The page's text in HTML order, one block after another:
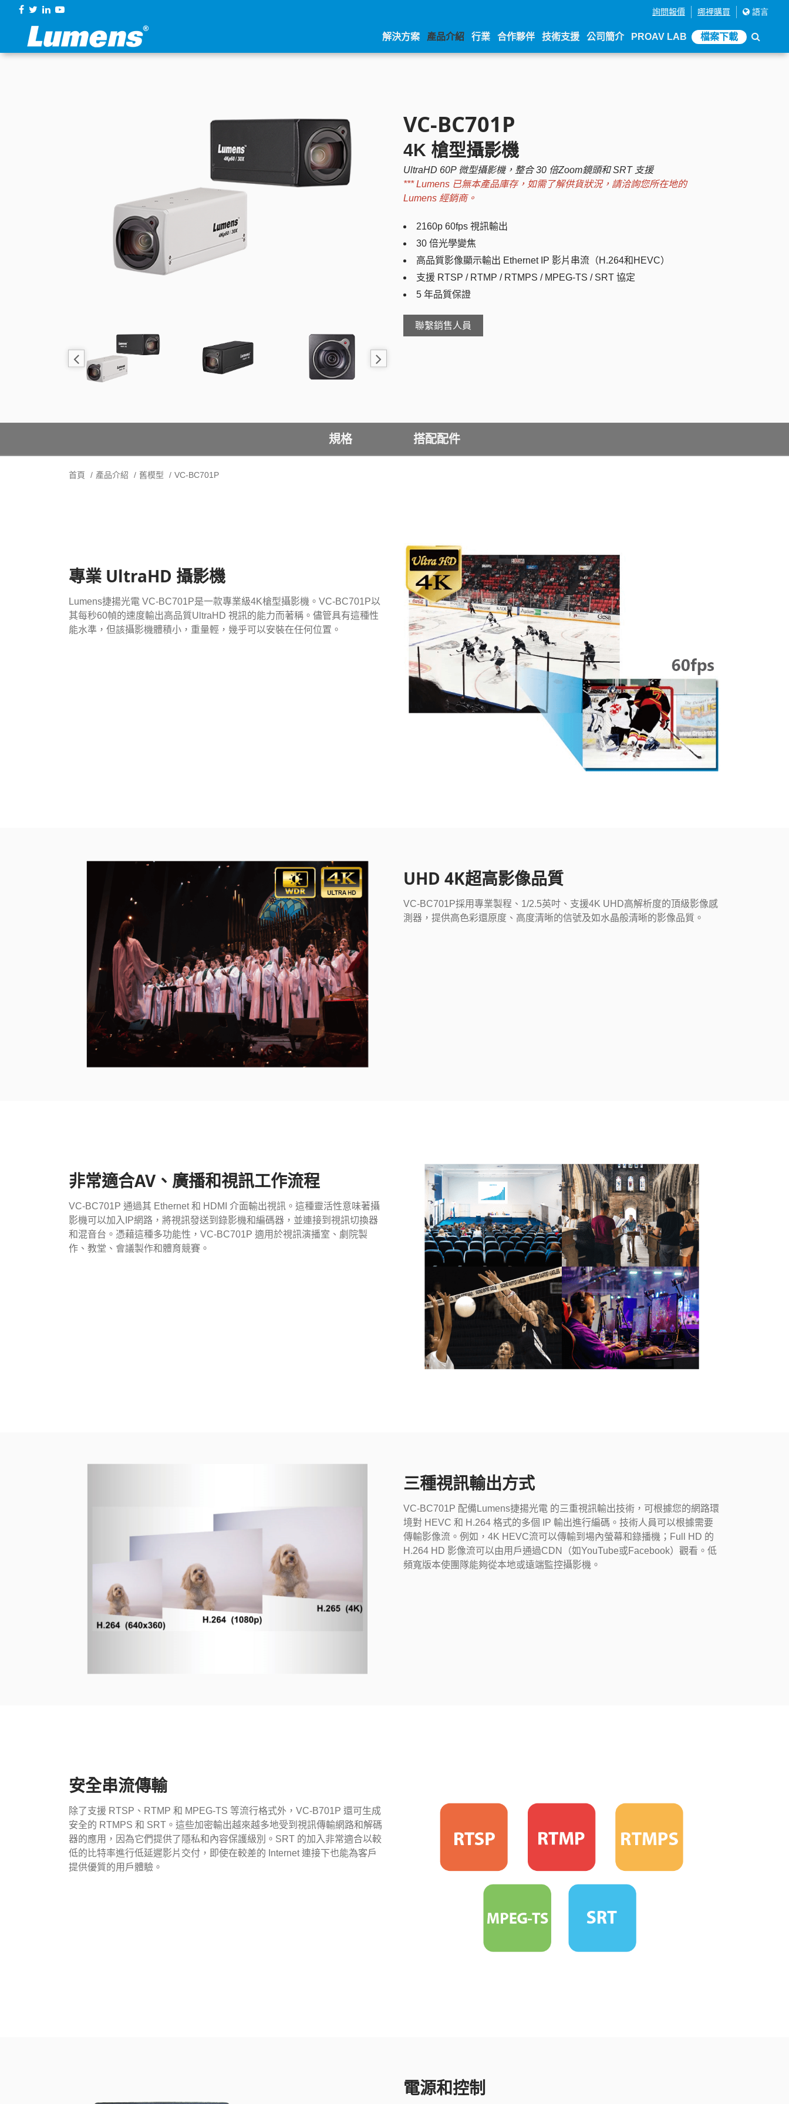
詢問報價 哪裡購買 語言
解決方案 產品介紹 行業 合作夥伴 技術支援 公司簡介 PROAV LAB 檔案下載
VC-BC701P
4K 槍型攝影機
UltraHD 60P 微型攝影機，整合 30 倍Zoom鏡頭和 SRT 支援
*** Lumens 已無本產品庫存，如需了解供貨狀況，請洽詢您所在地的
Lumens 經銷商。
2160p 60fps 視訊輸出
30 倍光學變焦
高品質影像顯示輸出 Ethernet IP 影片串流（H.264和HEVC）
支援 RTSP / RTMP / RTMPS / MPEG-TS / SRT 協定
5 年品質保證
聯繫銷售人員
規格 搭配配件
首頁 產品介紹 舊模型 VC-BC701P
專業 UltraHD 攝影機
Lumens捷揚光電 VC-BC701P是一款專業級4K槍型攝影機。VC-BC701P以
其每秒60幀的速度輸出高品質UltraHD 視訊的能力而著稱。儘管具有這種性
能水準，但該攝影機體積小，重量輕，幾乎可以安裝在任何位置。
UHD 4K超高影像品質
VC-BC701P採用專業製程、1/2.5英吋、支援4K UHD高解析度的頂級影像感
測器，提供高色彩還原度、高度清晰的信號及如水晶般清晰的影像品質。
非常適合AV、廣播和視訊工作流程
VC-BC701P 通過其 Ethernet 和 HDMI 介面輸出視訊。這種靈活性意味著攝
影機可以加入IP網路，將視訊發送到錄影機和編碼器，並連接到視訊切換器
和混音台。憑藉這種多功能性，VC-BC701P 適用於視訊演播室、劇院製
作、教堂、會議製作和體育競賽。
三種視訊輸出方式
VC-BC701P 配備Lumens捷揚光電 的三重視訊輸出技術，可根據您的網路環
境對 HEVC 和 H.264 格式的多個 IP 輸出進行編碼。技術人員可以根據需要
傳輸影像流。例如，4K HEVC流可以傳輸到場內螢幕和錄播機；Full HD 的
H.264 HD 影像流可以由用戶通過CDN（如YouTube或Facebook）觀看。低
頻寬版本使團隊能夠從本地或遠端監控攝影機。
安全串流傳輸
除了支援 RTSP、RTMP 和 MPEG-TS 等流行格式外，VC-B701P 還可生成
安全的 RTMPS 和 SRT。這些加密輸出越來越多地受到視訊傳輸網路和解碼
器的應用，因為它們提供了隱私和內容保護級別。SRT 的加入非常適合以較
低的比特率進行低延遲影片交付，即使在較差的 Internet 連接下也能為客戶
提供優質的用戶體驗。
電源和控制